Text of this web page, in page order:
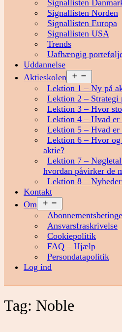
Signallisten
Signallisten Norden
Signallisten Europa
Signallisten USA
Trends
Uafhængig
Uddannelse
Aktieskolen
menu
Lektion 1 – Ny på
Lektion 2 – Strategi
Lektion 3 – Hvor
Lektion 4 – Hvad er
Lektion 5 – Hvad er
Lektion 6 – Hvor
aktie?
Lektion 7 –
hvordan påvirker de
Lektion 8 –
Kontakt
Om
menu
Ansvarsfraskrivelse
Cookiepolitik
FAQ – Hjælp
Persondatapolitik
Log ind
Tag: Noble